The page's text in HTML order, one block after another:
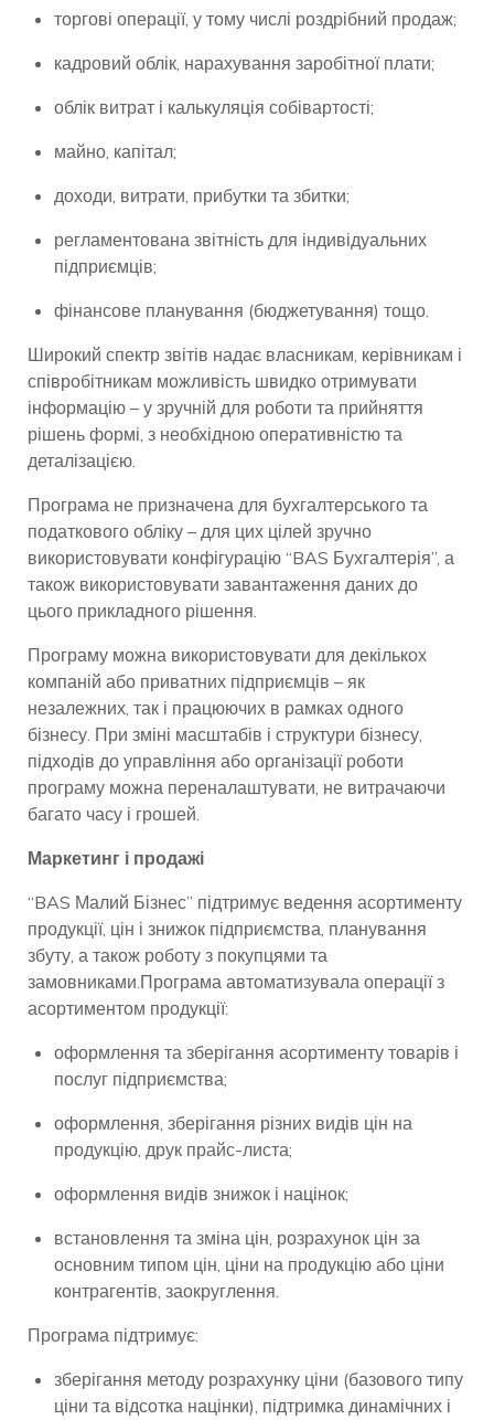
торгові операції, у тому числі роздрібний продаж;
кадровий облік, нарахування заробітної плати;
облік витрат і калькуляція собівартості;
майно, капітал;
доходи, витрати, прибутки та збитки;
регламентована звітність для індивідуальних
підприємців;
фінансове планування (бюджетування) тощо.
Широкий спектр звітів надає власникам, керівникам і
співробітникам можливість швидко отримувати
інформацію – у зручній для роботи та прийняття
рішень формі, з необхідною оперативністю та
деталізацією.
Програма не призначена для бухгалтерського та
податкового обліку – для цих цілей зручно
використовувати конфігурацію “BAS Бухгалтерія”, а
також використовувати завантаження даних до
цього прикладного рішення.
Програму можна використовувати для декількох
компаній або приватних підприємців – як
незалежних, так і працюючих в рамках одного
бізнесу. При зміні масштабів і структури бізнесу,
підходів до управління або організації роботи
програму можна переналаштувати, не витрачаючи
багато часу і грошей.
Маркетинг і продажі
“BAS Малий Бізнес” підтримує ведення асортименту
продукції, цін і знижок підприємства, планування
збуту, а також роботу з покупцями та
замовниками.Програма автоматизувала операції з
асортиментом продукції:
оформлення та зберігання асортименту товарів і
послуг підприємства;
оформлення, зберігання різних видів цін на
продукцію, друк прайс-листа;
оформлення видів знижок і націнок;
встановлення та зміна цін, розрахунок цін за
основним типом цін, ціни на продукцію або ціни
контрагентів, заокруглення.
Програма підтримує:
зберігання методу розрахунку ціни (базового типу
ціни та відсотка націнки), підтримка динамічних і